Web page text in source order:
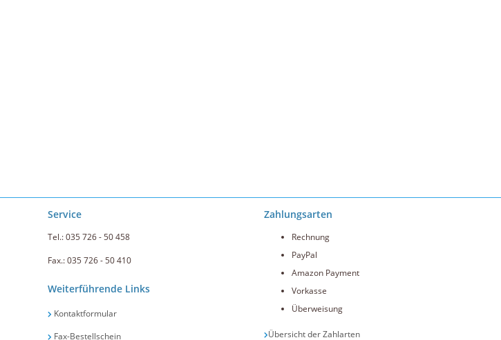
Service
Tel.: 035 726 - 50 458
Fax.: 035 726 - 50 410
Weiterführende Links
Kontaktformular
Fax-Bestellschein
Zahlungsarten
Rechnung
PayPal
Amazon Payment
Vorkasse
Überweisung
Übersicht der Zahlarten